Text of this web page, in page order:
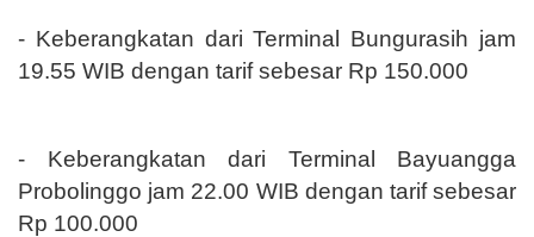
- Keberangkatan dari Terminal Bungurasih jam
19.55 WIB dengan tarif sebesar Rp 150.000
- Keberangkatan dari Terminal Bayuangga
Probolinggo jam 22.00 WIB dengan tarif sebesar
Rp 100.000